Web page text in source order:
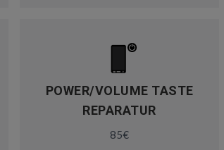
POWER/VOLUME TASTE
REPARATUR
85€